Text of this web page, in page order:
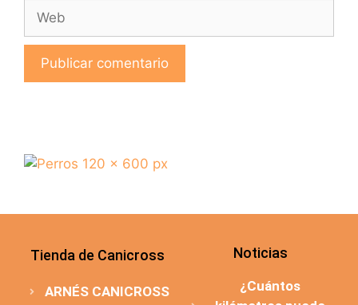
Tienda de Canicross
ARNÉS CANICROSS
Noticias
¿Cuántos